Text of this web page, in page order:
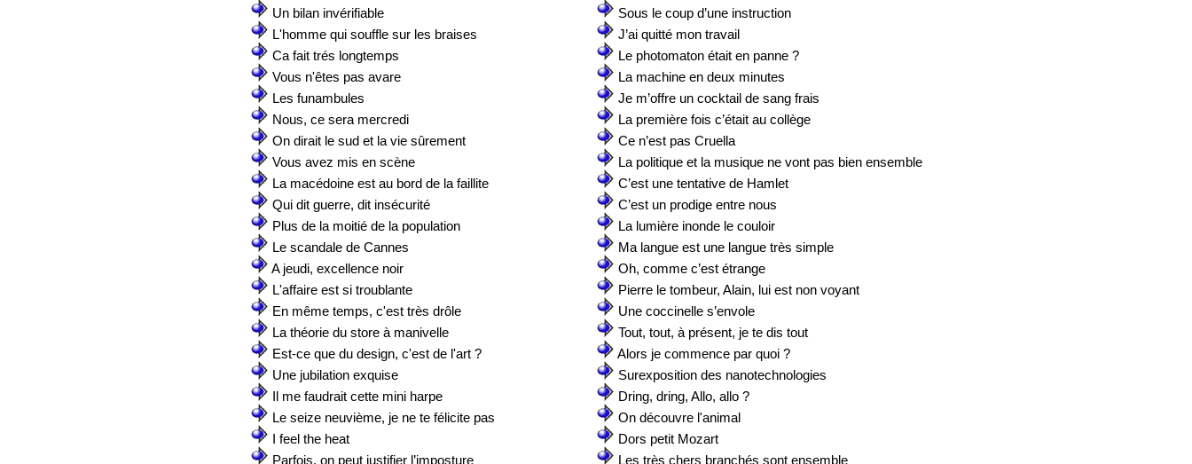
Un bilan invérifiable
L'homme qui souffle sur les braises
Ca fait trés longtemps
Vous n'êtes pas avare
Les funambules
Nous, ce sera mercredi
On dirait le sud et la vie sûrement
Vous avez mis en scène
La macédoine est au bord de la faillite
Qui dit guerre, dit insécurité
Plus de la moitié de la population
Le scandale de Cannes
A jeudi, excellence noir
L'affaire est si troublante
En même temps, c'est très drôle
La théorie du store à manivelle
Est-ce que du design, c'est de l'art ?
Une jubilation exquise
Il me faudrait cette mini harpe
Le seize neuvième, je ne te félicite pas
I feel the heat
Parfois, on peut justifier l’imposture
Sous le coup d’une instruction
J’ai quitté mon travail
Le photomaton était en panne ?
La machine en deux minutes
Je m’offre un cocktail de sang frais
La première fois c’était au collège
Ce n’est pas Cruella
La politique et la musique ne vont pas bien ensemble
C’est une tentative de Hamlet
C’est un prodige entre nous
La lumière inonde le couloir
Ma langue est une langue très simple
Oh, comme c’est étrange
Pierre le tombeur, Alain, lui est non voyant
Une coccinelle s’envole
Tout, tout, à présent, je te dis tout
Alors je commence par quoi ?
Surexposition des nanotechnologies
Dring, dring, Allo, allo ?
On découvre l'animal
Dors petit Mozart
Les très chers branchés sont ensemble